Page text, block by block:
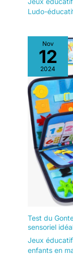
Ludo-
Nov
12
2024
Test du
sensoriel
Jeux
enfants en